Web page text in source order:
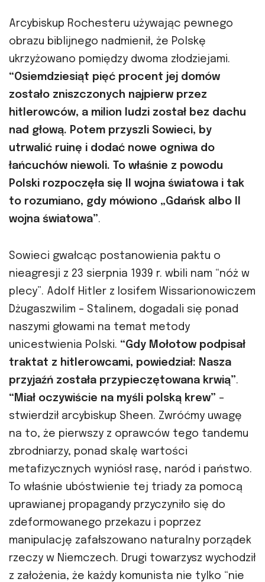
Arcybiskup Rochesteru używając pewnego
obrazu biblijnego nadmienił, że Polskę
ukrzyżowano pomiędzy dwoma złodziejami.
“Osiemdziesiąt pięć procent jej domów
zostało zniszczonych najpierw przez
hitlerowców, a milion ludzi został bez dachu
nad głową. Potem przyszli Sowieci, by
utrwalić ruinę i dodać nowe ogniwa do
łańcuchów niewoli. To właśnie z powodu
Polski rozpoczęła się II wojna światowa i tak
to rozumiano, gdy mówiono „Gdańsk albo II
wojna światowa”.
Sowieci gwałcąc postanowienia paktu o
nieagresji z 23 sierpnia 1939 r. wbili nam “nóż w
plecy”. Adolf Hitler z Iosifem Wissarionowiczem
Dżugaszwilim – Stalinem, dogadali się ponad
naszymi głowami na temat metody
unicestwienia Polski. “Gdy Mołotow podpisał
traktat z hitlerowcami, powiedział: Nasza
przyjaźń została przypieczętowana krwią”.
“Miał oczywiście na myśli polską krew” –
stwierdził arcybiskup Sheen. Zwróćmy uwagę
na to, że pierwszy z oprawców tego tandemu
zbrodniarzy, ponad skalę wartości
metafizycznych wyniósł rasę, naród i państwo.
To właśnie ubóstwienie tej triady za pomocą
uprawianej propagandy przyczyniło się do
zdeformowanego przekazu i poprzez
manipulację zafałszowano naturalny porządek
rzeczy w Niemczech. Drugi towarzysz wychodził
z założenia, że każdy komunista nie tylko “nie